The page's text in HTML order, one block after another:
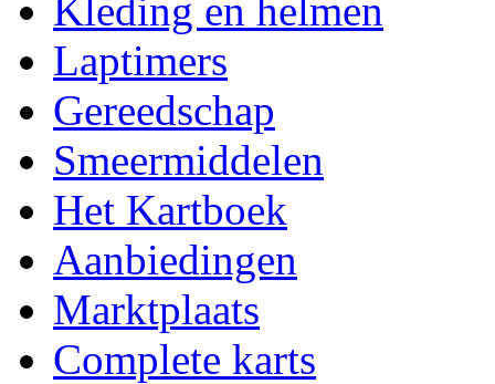
Kleding en helmen
Laptimers
Gereedschap
Smeermiddelen
Het Kartboek
Aanbiedingen
Marktplaats
Complete karts